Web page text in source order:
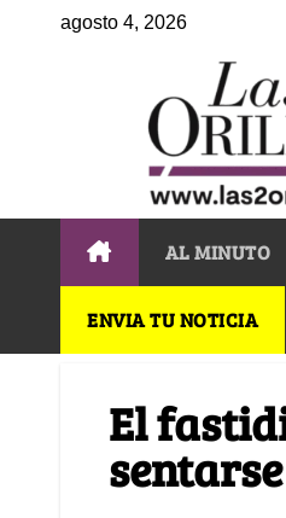
agosto 4, 2026
AL MINUTO
ENVIA TU NOTICIA
El